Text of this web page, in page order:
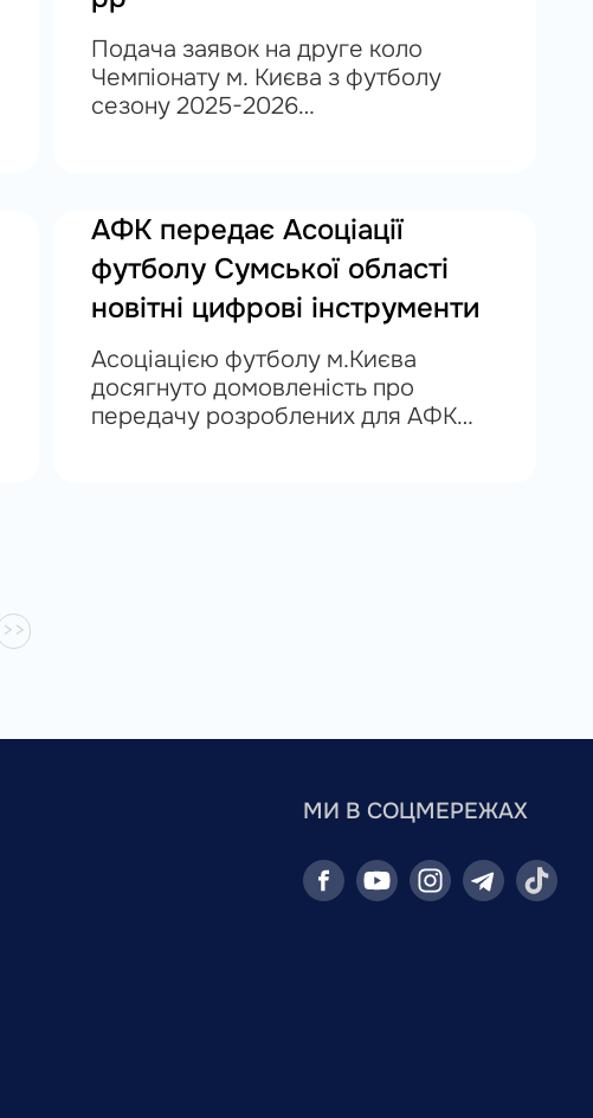
Подача заявок на друге коло
Чемпіонату м. Києва з футболу
сезону 2025-2026
має визначений час, коли може
пройти...
АФК передає Асоціації
футболу Сумської області
новітні цифрові інструменти
Асоціацією футболу м.Києва
досягнуто домовленість про
передачу розроблених для АФК
>>
МИ В СОЦМЕРЕЖАХ